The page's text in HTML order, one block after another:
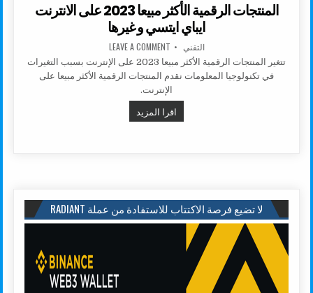
المنتجات الرقمية الأكثر مبيعا 2023 على الانترنت
ايباي ايتسي و غيرها
AUTHOR:
التقني LEAVE A COMMENTON المنتجات الرقمية الأكثر مبيعا 2023 على الانترنت ايباي ايتسي و غيرها
تتغير المنتجات الرقمية الأكثر مبيعا 2023 على الإنترنت بسبب التغيرات
في تكنولوجيا المعلومات نقدم المنتجات الرقمية الأكثر مبيعا على
الإنترنت.
اقرا المزيد
لا تضيع فرصة الاكتتاب للاستفادة من عملة RADIANT